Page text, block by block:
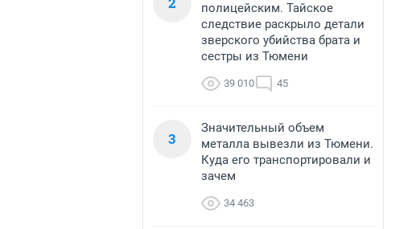
полицейским. Тайское
следствие раскрыло детали
зверского убийства брата и
сестры из Тюмени
39 010 45
3
Значительный объем
металла вывезли из Тюмени.
Куда его транспортировали и
зачем
34 463